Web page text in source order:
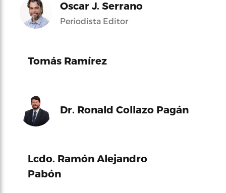
Oscar J. Serrano
Periodista Editor
Tomás Ramírez
Dr. Ronald Collazo Pagán
Lcdo. Ramón Alejandro
Pabón